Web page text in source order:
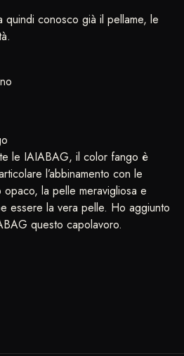
quindi conosco già il pellame, le
le IAIABAG, il color fango è
l’abbinamento con le
la pelle meravigliosa e
essere la vera pelle. Ho aggiunto
questo capolavoro.